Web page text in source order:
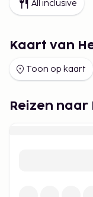
All inclusive
Kaart van
Toon op kaart
Reizen